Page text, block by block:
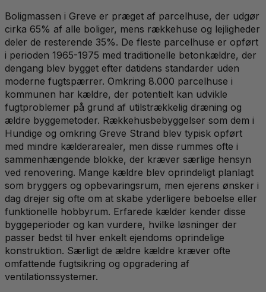
Boligmassen i Greve er præget af parcelhuse, der udgør
cirka 65% af alle boliger, mens rækkehuse og lejligheder
deler de resterende 35%. De fleste parcelhuse er opført
i perioden 1965-1975 med traditionelle betonkældre, der
dengang blev bygget efter datidens standarder uden
moderne fugtspærrer. Omkring 8.000 parcelhuse i
kommunen har kældre, der potentielt kan udvikle
fugtproblemer på grund af utilstrækkelig dræning og
ældre byggemetoder. Rækkehusbebyggelser som dem i
Hundige og omkring Greve Strand blev typisk opført
med mindre kælderarealer, men disse rummes ofte i
sammenhængende blokke, der kræver særlige hensyn
ved renovering. Mange kældre blev oprindeligt planlagt
som bryggers og opbevaringsrum, men ejerens ønsker i
dag drejer sig ofte om at skabe yderligere beboelse eller
funktionelle hobbyrum. Erfarede kælder kender disse
byggeperioder og kan vurdere, hvilke løsninger der
passer bedst til hver enkelt ejendoms oprindelige
konstruktion. Særligt de ældre kældre kræver ofte
omfattende fugtsikring og opgradering af
ventilationssystemer.